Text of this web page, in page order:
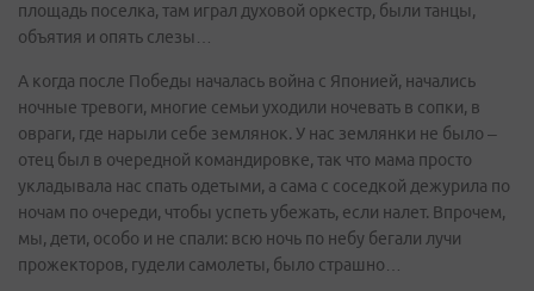
площадь поселка, там играл духовой оркестр, были танцы,
объятия и опять слезы…
А когда после Победы началась война с Японией, начались
ночные тревоги, многие семьи уходили ночевать в сопки, в
овраги, где нарыли себе землянок. У нас землянки не было –
отец был в очередной командировке, так что мама просто
укладывала нас спать одетыми, а сама с соседкой дежурила по
ночам по очереди, чтобы успеть убежать, если налет. Впрочем,
мы, дети, особо и не спали: всю ночь по небу бегали лучи
прожекторов, гудели самолеты, было страшно…